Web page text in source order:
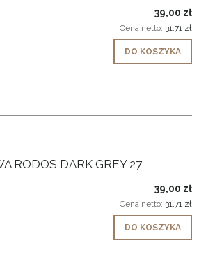
39,00 zł
Cena netto: 31,71 zł
DO KOSZYKA
RODOS DARK GREY 27
39,00 zł
Cena netto: 31,71 zł
DO KOSZYKA